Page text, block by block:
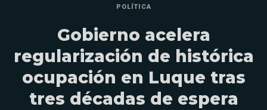
POLÍTICA
Gobierno acelera
regularización de histórica
ocupación en Luque tras
tres décadas de espera